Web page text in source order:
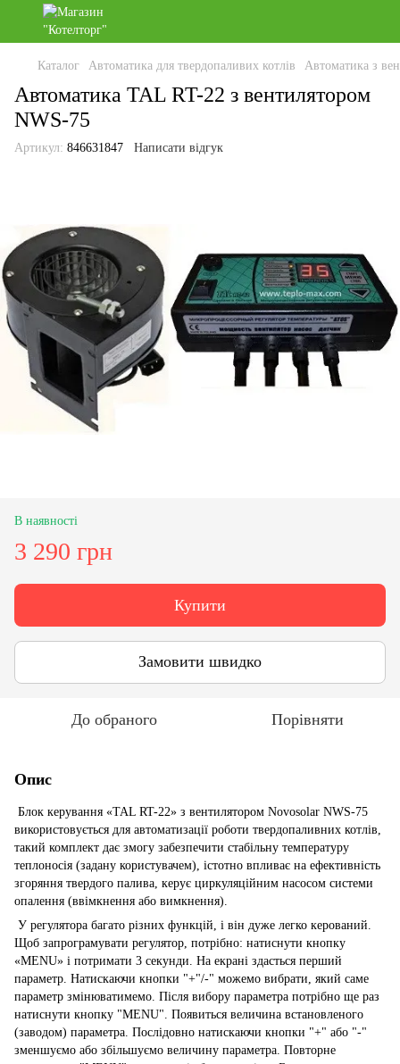
Каталог Автоматика для твердопаливих котлів Автоматика з
Автоматика TAL RT-22 з вентилятором
NWS-75
Артикул: 846631847 Написати відгук
В наявності
3 290 грн
Купити
Замовити швидко
До обраного Порівняти
Опис
Блок керування «TAL RT-22» з вентилятором Novosolar NWS-75
використовується для автоматизації роботи твердопаливних котлів,
такий комплект дає змогу забезпечити стабільну температуру
теплоносія (задану користувачем), істотно впливає на ефективність
згоряння твердого палива, керує циркуляційним насосом системи
опалення (ввімкнення або вимкнення).
У регулятора багато різних функцій, і він дуже легко керований. Щоб запрограмувати регулятор, потрібно: натиснути кнопку «MENU» і потримати 3 секунди. На екрані здасться перший параметр. Натискаючи кнопки "+"/-" можемо вибрати, який саме параметр змінюватимемо. Після вибору параметра потрібно ще раз натиснути кнопку "MENU". Появиться величина встановленого (заводом) параметра. Послідовно натискаючи кнопки "+" або "-" зменшуємо або збільшуємо величину параметра. Повторне натискання "MENU" ствердить і збереже зміни. Блок керування вийде з режиму MENU, якщо за 3 секунди не натискатимемо жодних кнопок. Завжди можна відновити заводські установки. Для цього потрібно параметр «UF» встановити число 1 і підтвердити натисканням кнопки "MENU". Опис функцій у MENU CP — час продувок. Це час, на який ввімкнеться й дутиме вентилятор (діапазон 5- 59 секунд.) PP- Час між продувками. (1-99 хвилин.) 0b — Оберти вентилятора — потужність вентилятора у відсотках (30-99%, 99 повна потужність вентилятора) 0P-Оберти вентилятора під час продування. Потужність вентилятора під час продування (30-99%) tP — Температура вмикання насоса. Температура, коли блок керування увімкне насос. HI- Гістерезис — параметр, який говорить про те, на скільки має впасти температура нижче від встановленої, щоб під'єднатися вентилятор. (діапазон 0-5 °C) bu-звуковий сигнал інформує про те, що закінчився паливо Вимикання/ввімкнення. 0 — вимкнено, 1 — увімкнений. t0 — рівень зменшення обертів. Дуже важлива функція, корисна для малих котлів, а також для вентиляторів із дросем на виході. З цією функцією можемо встановити зменшення обертів вентилятора, коли котел почне наближати до встановленої температури в блоці керування. (диапазон от 0 до 10. 0 — означає вимикання зменшення обертів) 10 — означає, що 10 градусів перед встановленою температурою вентилятор почне зменшувати оберти. 1 означає, що вентилятор почне зменшувати оберти, коли температура котла буде одним градусом менше від встановленої в блоці керування. За допомогою функції t0 можна: Відрегулювати зменшення обертів так, щоб температура котла не росла більш встановленою. Обмежити ефект браку повітря. Часто трапляється, що вентилятори з дросем (на приклад якщо оберти встановимо на 30%, а вентилятор занадто рано почне зменшувати оберти після досягнення заданої температури) занадто рано закривають пропуск повітря, так що котел не встигне досягти бажаної температури. Тільки блок керування з такою функцією розв'язує таку проблему. tu — Температура вимкнення блока керування — температура нижче, ніж у блокі керування, переходить у режим чергування. Загоряється діод "СТОП", вимикається вентилятор. (діапазон 25-50 °C) Увага: Мінімальна температура, яку може встановити в блоці керування, буде завжди на 10 градусів вищою, ніж температура вимкнення блока керування. (параметр «tu»). Наприклад, якщо параметр «tu» встановимо на 40 °C, то мінімальна температура води котла допоможе встановити на 50 °C. Це для того, щоб котел не погас, коли температура котла була б 3 градуси вищою, ніж параметр «tu». Тоді можлива ситуація, що температура впала б на 3 градуси (гістерезис) і блок керування перейшов би в режим чергування. CO — Час вимкнення насоса. Функція використовується разом із кімнатним термостатом. Є можливість вимкнути насос, щоб температура в приміщенні стабілізувалася. Насос працюючи з термостатом циклічно містить насос на 30 секунд із перервами, які налаштовуються в саме цій функції параметром CO. UF- заводське настроювання. Число "1" означає відновлення заводських установок. Розтоплення котла. Ввімкнути блок керування Встановити бажану температуру котла використовуючи кнопки «+» Enter-" Натисніть кнопку "START". Ввімкнеться вентилятор, загориться діод "Розтопка". Після того як буде досягнута втомлена температура вентилятор вимкнеться. Засвітиться діод «Контроль» Після виконання завдань блок керування забезпечить: Підтримку встановленої температури через вмикання вентилятора. Вентилятор увімкнеться, коли температура знизиться і вимкнеться, коли температура буде досягнута. Автоматичне ввімкнення насоса центрального опалення після того, як буде досягнута температура вмикання насоса. Автоматичне вимкнення вентилятора, коли вентилятори та помпи коли закінчиться паливо в котлі. Постійний огляд температури котла на LED екрані. Контрольні діоди інформує про роботу блока керування. СТОП — кінець роботи блока керування. Якщо діод СТОП кліпає — це означає, що в котлі закінчився паливо. Міститься звуковий сигнал. Розтоплення — процес розтоплення. Діод горить до моменту, коли котел досягне температури заданої користувачем. Контроль — діод інформує, що котел досяг встановленої температури. Моргатий діод означає роботу під'єднаного кімнатного термостата. Тривога-діод інформує про стан тривоги. Насос — говорить про під'єднаний насос. Вентилятор — говорить про увімкнений вентилятор. Правила роботи з блоком керування Блок керування працюють у 5 режимах: Розтоплення Регулювання Контроль Тривога Погашення. Розтоплення після завантаження палива в котел, встановлюємо бажану температуру, которою котел досягатиме. Температуру встановлюємо кнопками "+" і "-". Після того натискаємо кнопку START. Починається розтоплення котла. Вентилятор працюватиме до того, як температура води досягне тієї, яка була встановлена в блоці керування. У процесі розтоплення, як і через вагу, процес опалення на екрані буде показаний актуальна температура води котла. Регулювання У режимі регулювання блок керування має стабільно підтримувати температуру води в котлі. Підтримка відбувається за допомогою вмикання і вимикання вентилятора. Коли температура знизиться нижче, ввімкнеться вентилятор, коли температура досягне встановленого рівня блок керування перейде в режим контролю. Контроль (продувок) У цей режим блок керування переходить, коли температура вища, ніж встановлена. У цьому режимі починають діяти продування. Це циклічне вмикання вентилятора залежно від того, як встанови параметри цієї функції. Можна легко встановити час, через який вентилятор має увімкнутися і як довго триватиме продування. Завдяки продувному газу спалювання видаляються з пальника. Продування має якомога довше підтримувати блок керування в режимі контролю. Цю функцію за бажанням можна вимкнути зовсім. Потрібно так встановити продування, щоб вони не вмикалися за часто, тому що інакше в нас будуть ніжні зростання температури. Циклічні ввімкнення вентилятора дадуть пальнику більше повітря, чого за наслідками була підвищена температура. Тривога (у блока керування "TALRT-22" є звуковий сигнал, який інформує, що в котлі закінчився паливо, досягнення температури 90 °C, зниження температури нижче ніж 5 °C, пошкодження датчика). Після того як температура котла перевищить 90 °C блок керування, вмикає процес охолодження котла. Вимикається вентилятор і вмикається насос. На екрані загориться діод «Тревога» та увімкнеться звуковий сигнал. Щойно температура знизиться блок керування повернеться в нормальний режим роботи. У варіанті з додатковим датчиком (аварійний біметалевий термостат) систему центрального опалення охороняє додатковий датчик, який працює окремо від блока керування й який вимикає вентилятор після перевищення критичної температури. Увага: У блоці керування можна повністю вимкнути звуковий сигнал, який інформує про закінчення палива в котлі. Щоб вимкнути звуковий сигнал, потрібно в MENU вибрати параметр «bu» і встановити число 0. Заводське встановлення — 1. Погашення Коли в котлі закінчиться паливоблок керування переходить у режим тушкування. Ввімкнеться звуковий сигнал і заморгує діод «розпка». Оберти вентилятора — "оберти підтримки". Якщо температура старішає на 2 °C, то блок керування перейде на режим регулювання. Якщо температура знизиться нижче тієї, яка встановлена для вимкнення блок керування, то блок керування перейде в режим чергування. Діод СТОП моргатиме. Щоб вийти з режиму чергування, потрібно двічі натиснути кнопку посередині — перше натискання вимикається режим, другий за новий вмикаються режими та робота починається з початку. Робота з кімнатним термостатом (Опція) Для під'єднання кімнатного термостата в блока керування є спеціальний вихід чисток (chinch) Термостат вимірює кімнатну температуру та на цій базі регулює температуру котла. Після під'єднання термостата йому дається найвищий пріоритет. Термостат під'єднується дводротовим кабелем. Під'єднання насоса та вентилятора до блока керування. Рис. 1. Під'єднання для блоків керування в варіанті з кабелями та вилками Якщо в кабелів немає виделок, під'єднується на пряму в корпус насоса. 1. Знімаємо кришку корпусу насоса. 2. Під'єднання дротів: коричневий і блакитний (N і L1 230V) під'єднати до насоса, зелено-жовтий під'єднується до нуля. 3. Перевірити правильність під'єднання, прикрутити кришку. Увага: неправильне під'єднання може зіпсувати блок керування або обладнання, під'єднане до блока керування. ---Під'єднанням має займатися кваліфікований майстер----!! Перед тим як під'єднувати насос або вентилятор блок керування має бути вимкнений від напруги повністю. Виделка має бути винута з розетки! Параметри блока керування: Технічні дані Напруга 230V/50Hz Навантаження Насос 130 Вт Вентилятор 130 Вт Діапазон вимірювань температури 5-90 ос. Точність змін +/-1 AC Діапазон встановлення температури 35-80о C Функція АНТИ СТОП насоса Кожен Семий день на 10 секунд Функція АНТИ МОРОЗ Нижче 5 AC Стан тривога нижче 5 °C і вище 90 °C Робота з кімнатним термостатом Діапазон температури для вимкнення блока керування 25-50 °C Повне регулювання продувок Регулювання потужності вентилятора 30-100% Температура вмикання насоса 35-70 AC Діапазон регуляції потужності під час продувок 30-100% Гістерезис 0-5 °C Діапазон температури для регулювання зменшення обертів вентилятора 0-10 °C або вимкнення зменшення плавного старту роботи вентилятора Загальні правила безпеки 1. Датчик температури монтувати сухим т.е. без олії, води тощо!! 2. Блок керування монтувати там, де температура довкілля не більш ніж 50 °C 3. Монтаж і запуск блока керування краще гарантуют